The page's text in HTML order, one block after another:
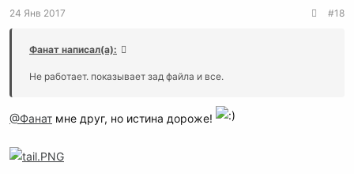
24 Янв 2017 #18
Фанат написал(а):
Не работает. показывает зад файла и все.
@Фанат мне друг, но истина дороже!